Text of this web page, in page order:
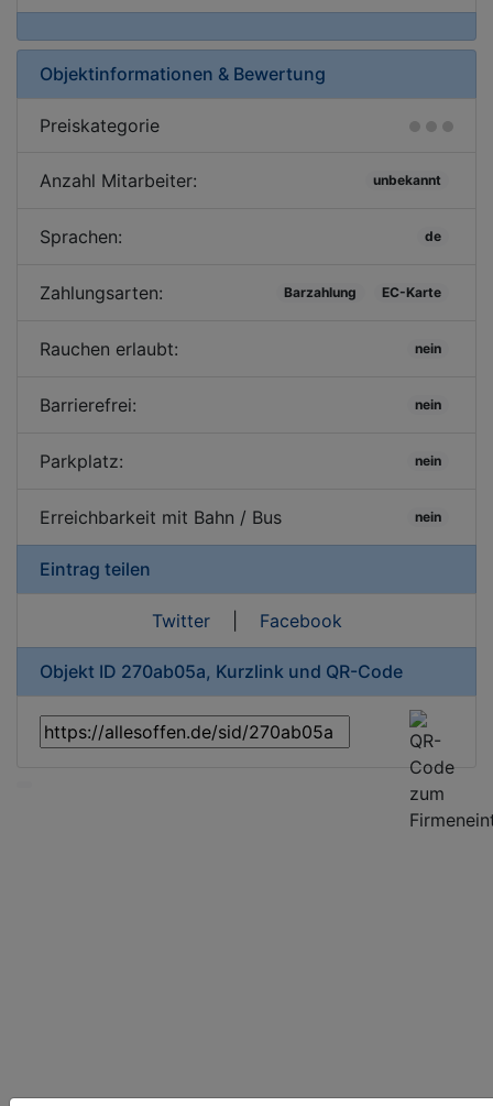
Objektinformationen & Bewertung
Preiskategorie
Anzahl Mitarbeiter: unbekannt
Sprachen: de
Zahlungsarten: Barzahlung EC-Karte
Rauchen erlaubt: nein
Barrierefrei: nein
Parkplatz: nein
Erreichbarkeit mit Bahn / Bus nein
Eintrag teilen
Twitter| Facebook
Objekt ID 270ab05a, Kurzlink und QR-Code